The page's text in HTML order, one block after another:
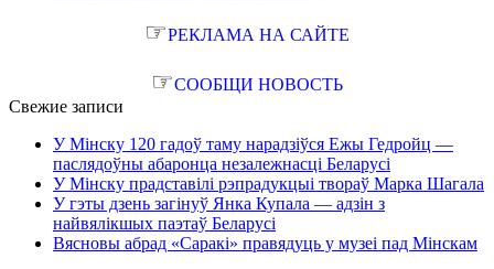
☞РЕКЛАМА НА САЙТЕ
☞СООБЩИ НОВОСТЬ
Свежие записи
У Мінску 120 гадоў таму нарадзіўся Ежы Гедройц —
паслядоўны абаронца незалежнасці Беларусі
У Мінску прадставілі рэпрадукцыі твораў Марка Шагала
У гэты дзень загінуў Янка Купала — адзін з
найвялікшых паэтаў Беларусі
Вясновы абрад «Саракі» правядуць у музеі пад Мінскам